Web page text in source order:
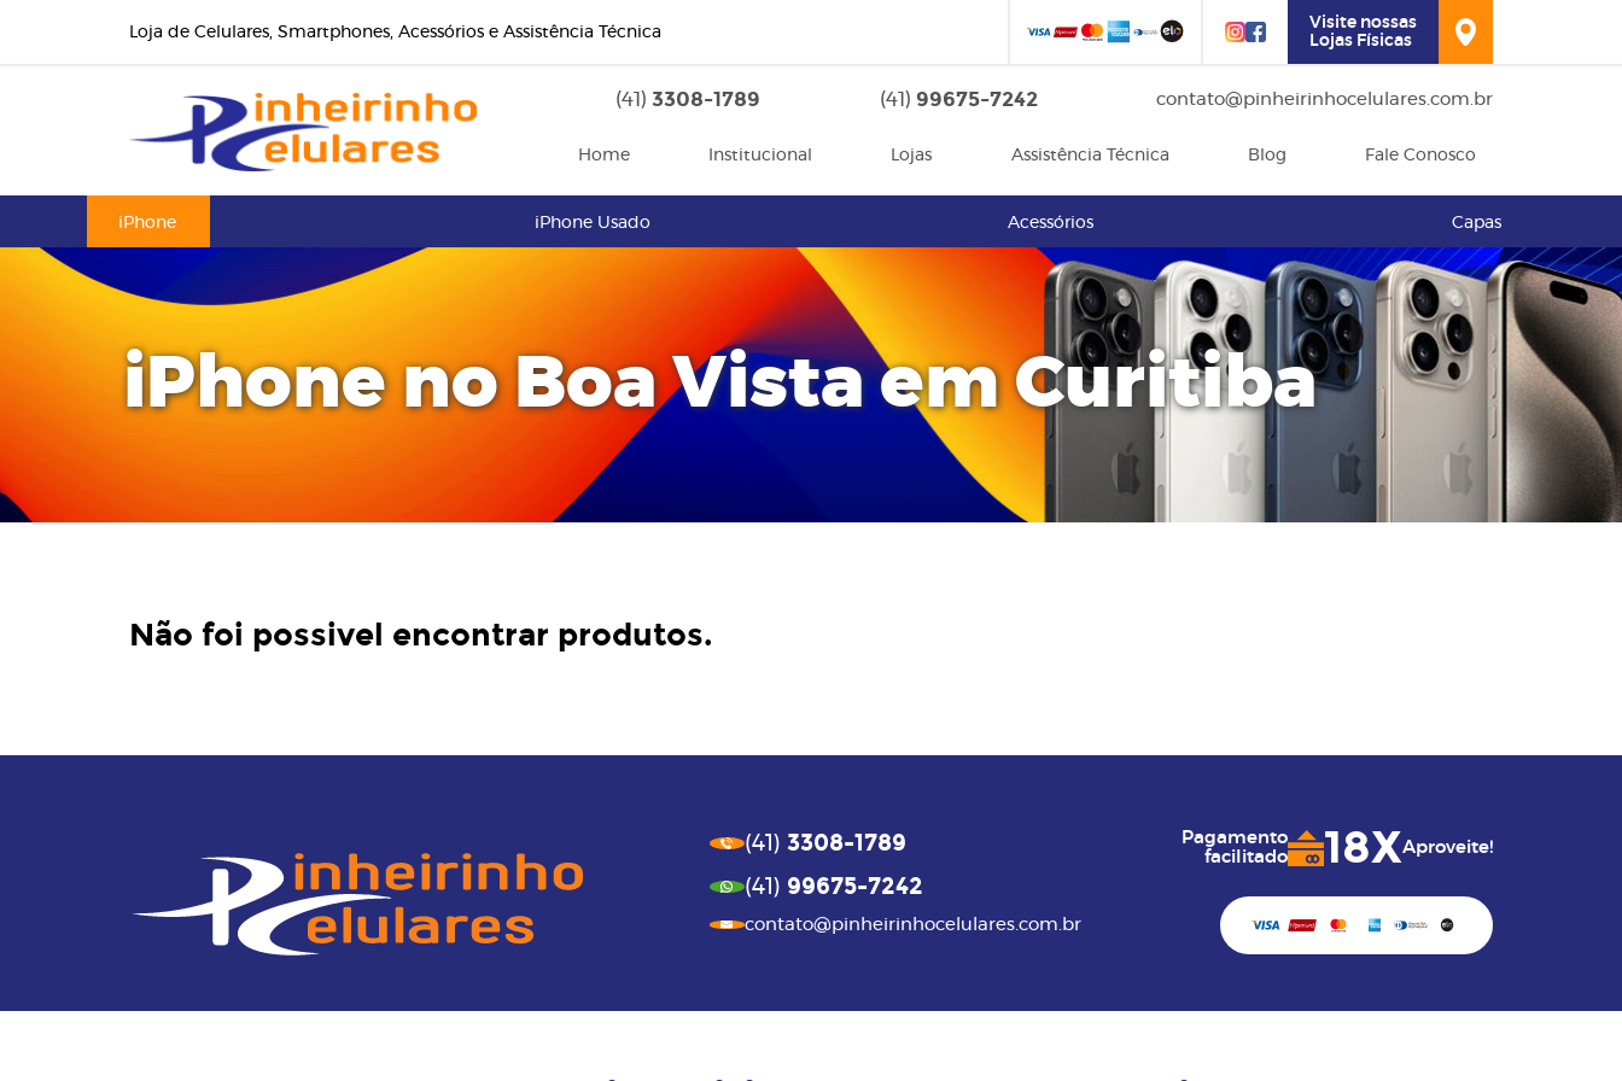
Loja de Celulares, Smartphones, Acessórios e Assistência Técnica
Visite nossas
Lojas Físicas
(41) 3308-1789 (41) 99675-7242 contato@pinheirinhocelulares.com.br
Home Institucional Lojas Assistência Técnica Blog Fale Conosco
iPhone iPhone Usado Acessórios Capas
iPhone no Boa Vista em Curitiba
Não foi possivel encontrar produtos.
(41) 3308-1789
(41) 99675-7242
contato@pinheirinhocelulares.com.br
Pagamento
facilitado
18XAproveite!